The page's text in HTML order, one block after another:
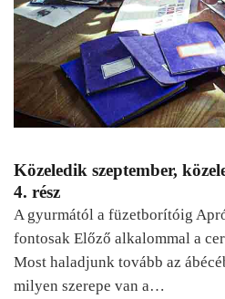
Közeledik szeptember,
4. rész
A gyurmától a füzetborítóig
fontosak Előző alkalommal a
Most haladjunk tovább az
milyen szerepe van a…